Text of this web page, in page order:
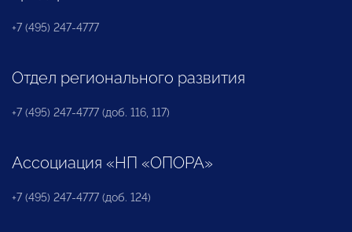
+7 (495) 247-4777
Отдел регионального развития
+7 (495) 247-4777 (доб. 116, 117)
Ассоциация «НП «ОПОРА»
+7 (495) 247-4777 (доб. 124)